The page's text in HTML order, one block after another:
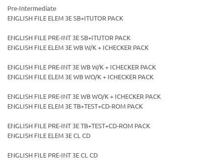
Pre-Intermediate
ENGLISH FILE ELEM 3E SB+ITUTOR PACK
ENGLISH FILE PRE-INT 3E SB+ITUTOR PACK
ENGLISH FILE ELEM 3E WB W/K + ICHECKER PACK
ENGLISH FILE PRE-INT 3E WB W/K + ICHECKER PACK
ENGLISH FILE ELEM 3E WB WO/K + ICHECKER PACK
ENGLISH FILE PRE-INT 3E WB WO/K + ICHECKER PACK
ENGLISH FILE ELEM 3E TB+TEST+CD-ROM PACK
ENGLISH FILE PRE-INT 3E TB+TEST+CD-ROM PACK
ENGLISH FILE ELEM 3E CL CD
ENGLISH FILE PRE-INT 3E CL CD
Ваш E-mail:
Ваш E-mail: